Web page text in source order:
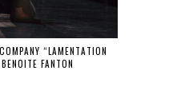
“LAMENTATION
FANTON